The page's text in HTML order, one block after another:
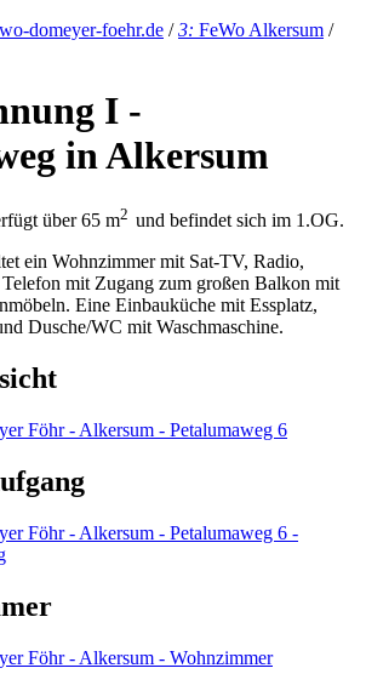
domeyer-foehr.de /3: FeWo Alkersum /
I -
in Alkersum
über 65 m2 und befindet sich im 1.OG.
ein Wohnzimmer mit Sat-TV, Radio,
Telefon mit Zugang zum großen Balkon mit
Eine Einbauküche mit Essplatz,
Dusche/WC mit Waschmaschine.